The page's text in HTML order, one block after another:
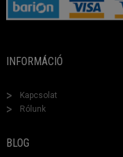
INFORMÁCIÓ
Kapcsolat
Rólunk
BLOG